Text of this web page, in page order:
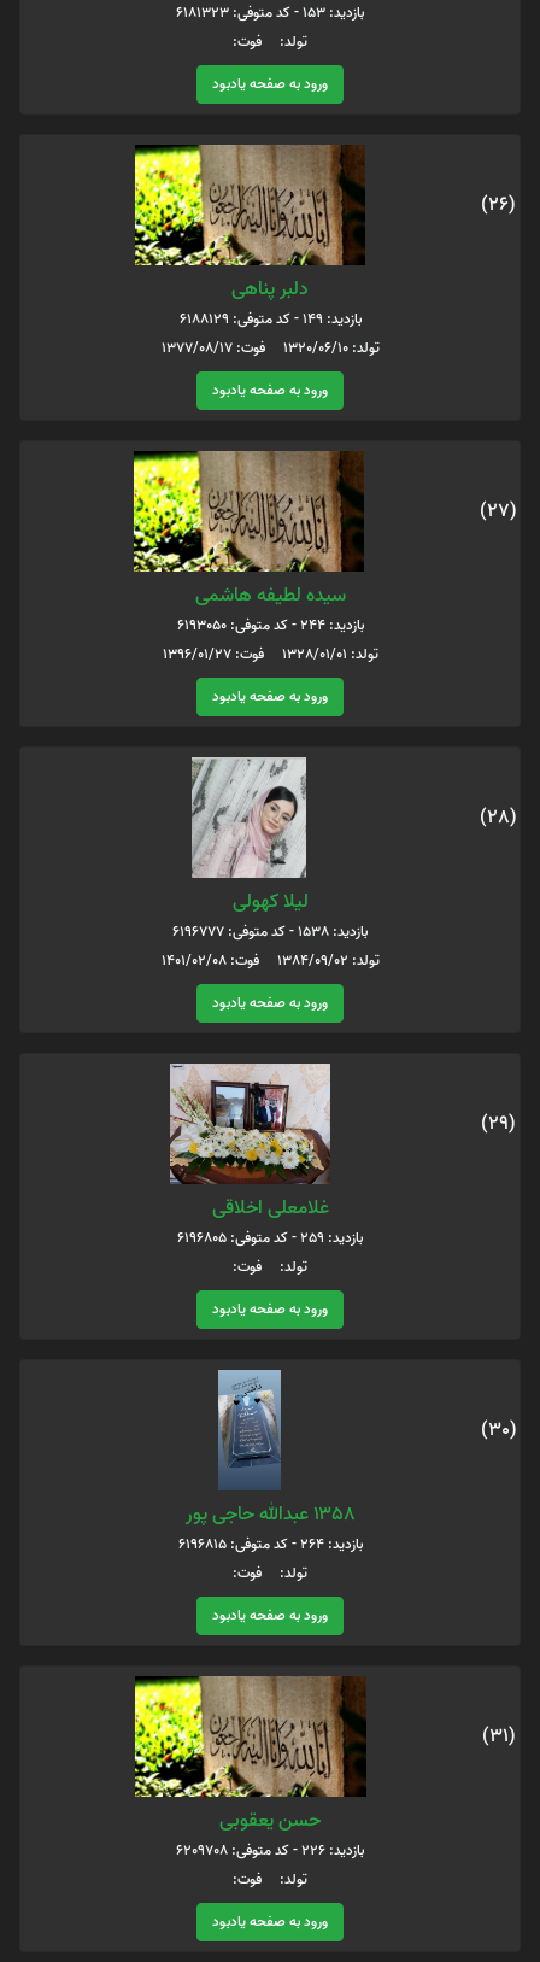
بازدید: 153 - کد متوفی: 6181323
تولد: فوت:
ورود به صفحه یادبود
(26)
دلبر پناهی
بازدید: 149 - کد متوفی: 6188129
تولد: 1320/06/10 فوت: 1377/08/17
ورود به صفحه یادبود
(27)
سیده لطیفه هاشمی
بازدید: 244 - کد متوفی: 6193050
تولد: 1328/01/01 فوت: 1396/01/27
ورود به صفحه یادبود
(28)
لیلا کهولی
بازدید: 1538 - کد متوفی: 6196777
تولد: 1384/09/02 فوت: 1401/02/08
ورود به صفحه یادبود
(29)
غلامعلی اخلاقی
بازدید: 259 - کد متوفی: 6196805
تولد: فوت:
ورود به صفحه یادبود
(30)
۱۳۵۸ عبدالله حاجی پور
بازدید: 264 - کد متوفی: 6196815
تولد: فوت:
ورود به صفحه یادبود
(31)
حسن یعقوبی
بازدید: 226 - کد متوفی: 6209708
تولد: فوت:
ورود به صفحه یادبود